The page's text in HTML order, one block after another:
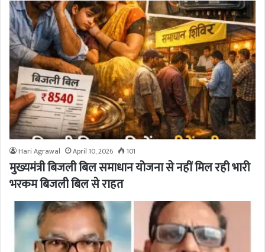
Hari Agrawal April 10, 2026 101
मुख्यमंत्री बिजली बिल समाधान योजना से नहीं मिल रही भारी
भरकम बिजली बिल से राहत